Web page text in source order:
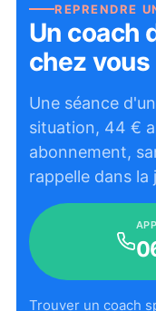
REPRENDRE
Un coach
chez vous
Une séance
situation, 44 €
abonnement,
rappelle dans la
Trouver un coach